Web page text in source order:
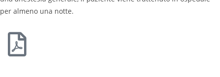
per almeno una notte.